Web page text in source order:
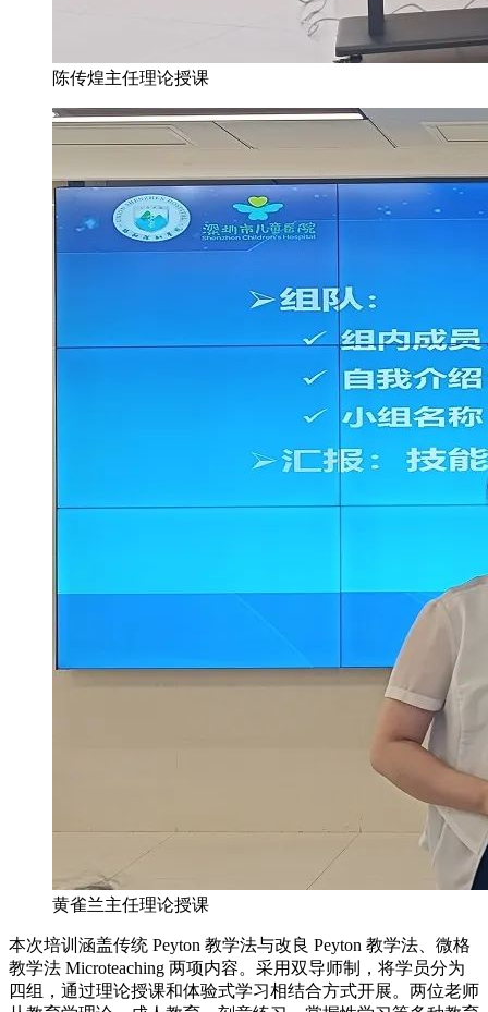
陈传煌主任理论授课
黄雀兰主任理论授课
本次培训涵盖传统 Peyton 教学法与改良 Peyton 教学法、微格
教学法 Microteaching 两项内容。采用双导师制，将学员分为
四组，通过理论授课和体验式学习相结合方式开展。两位老师